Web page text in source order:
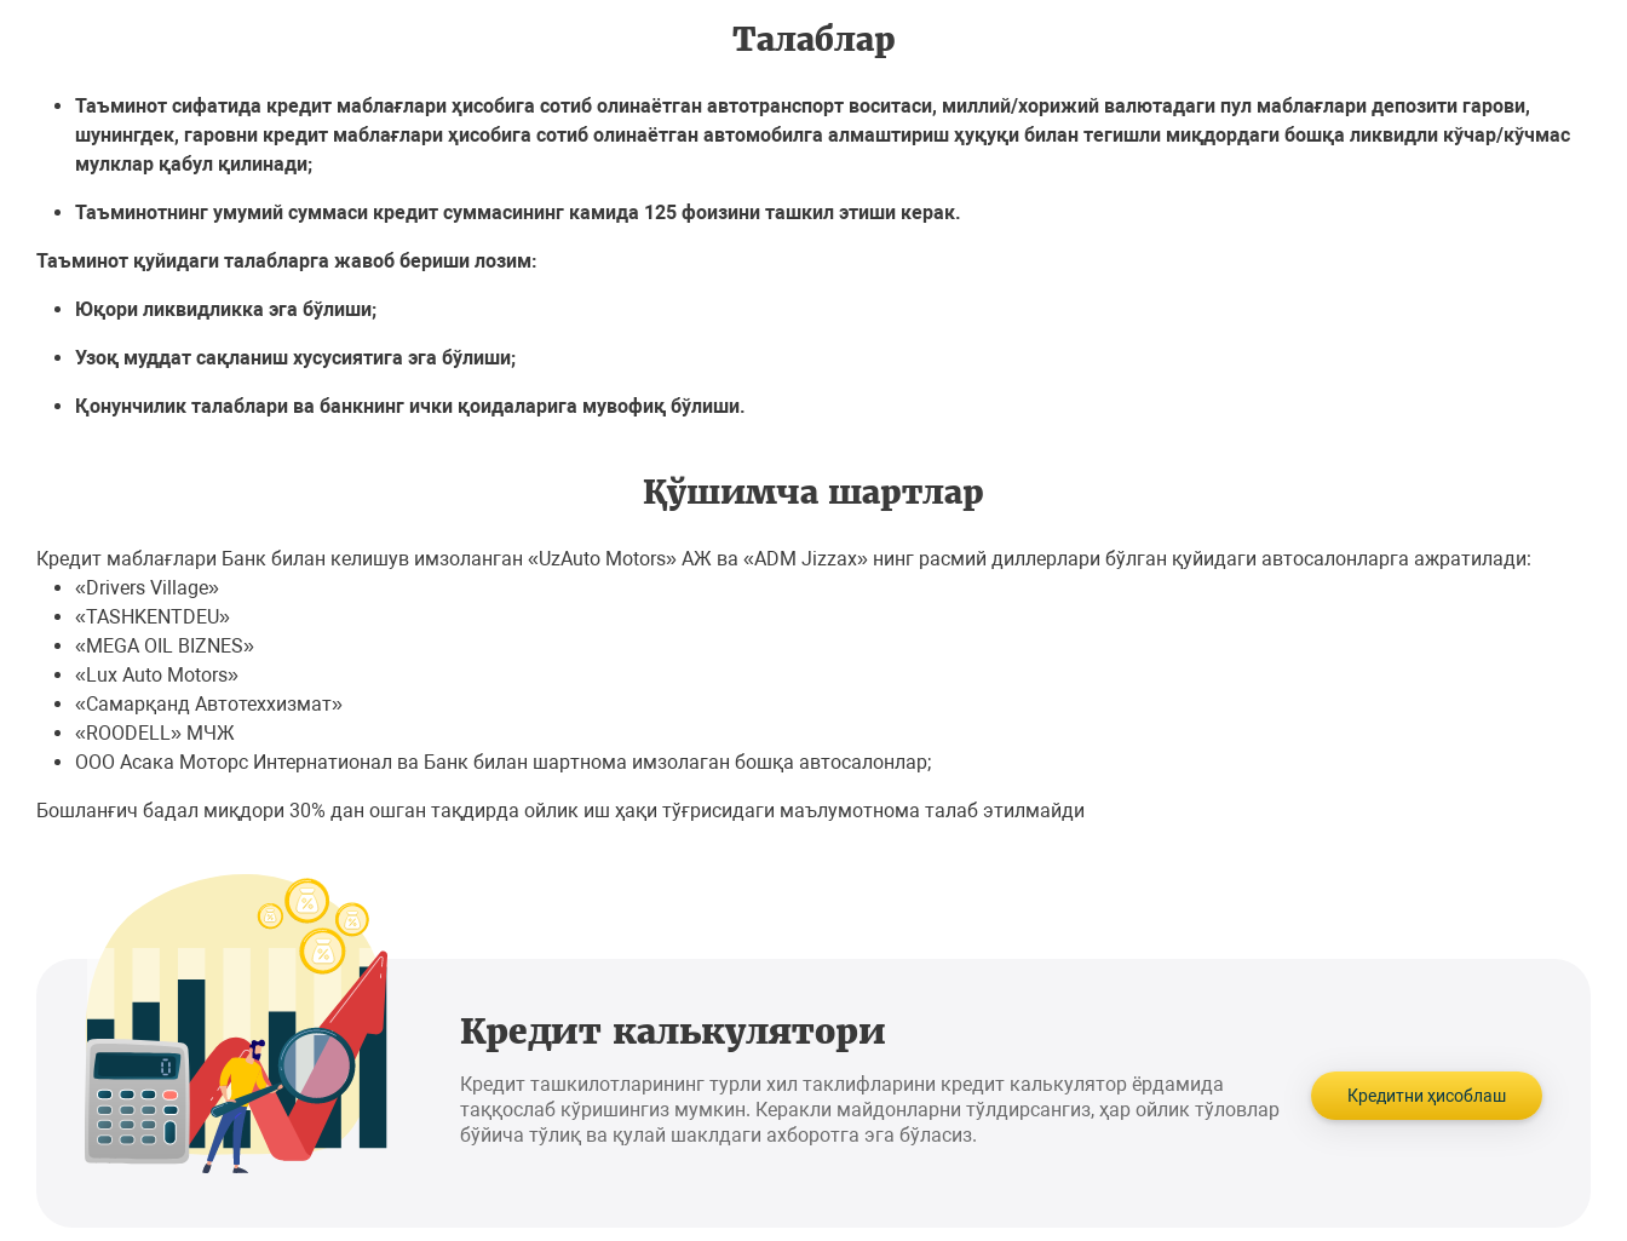
Талаблар
Таъминот сифатида кредит маблағлари ҳисобига сотиб олинаётган автотранспорт воситаси, миллий/хорижий валютадаги пул маблағлари депозити гарови,
шунингдек, гаровни кредит маблағлари ҳисобига сотиб олинаётган автомобилга алмаштириш ҳуқуқи билан тегишли миқдордаги бошқа ликвидли кўчар/кўчмас
мулклар қабул қилинади;
Таъминотнинг умумий суммаси кредит суммасининг камида 125 фоизини ташкил этиши керак.
Таъминот қуйидаги талабларга жавоб бериши лозим:
Юқори ликвидликка эга бўлиши;
Узоқ муддат сақланиш хусусиятига эга бўлиши;
Қонунчилик талаблари ва банкнинг ички қоидаларига мувофиқ бўлиши.
Қўшимча шартлар
Кредит маблағлари Банк билан келишув имзоланган «UzAuto Motors» АЖ ва «ADM Jizzax» нинг расмий диллерлари бўлган қуйидаги автосалонларга ажратилади:
«Drivers Village»
«TASHKENTDEU»
«MEGA OIL BIZNES»
«Lux Auto Motors»
«Самарқанд Автотеххизмат»
«ROODELL» МЧЖ
ООО Асака Моторс Интернатионал ва Банк билан шартнома имзолаган бошқа автосалонлар;
Бошланғич бадал миқдори 30% дан ошган тақдирда ойлик иш ҳақи тўғрисидаги маълумотнома талаб этилмайди
Кредит калькулятори
Кредит ташкилотларининг турли хил таклифларини кредит калькулятор ёрдамида
таққослаб кўришингиз мумкин. Керакли майдонларни тўлдирсангиз, ҳар ойлик тўловлар
бўйича тўлиқ ва қулай шаклдаги ахборотга эга бўласиз.
Кредитни ҳисоблаш